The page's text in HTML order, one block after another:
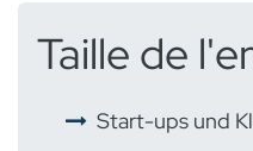
Taille de
Start-ups und